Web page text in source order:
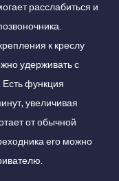
расслабиться и
к креслу
удерживать с
функция
увеличивая
от обычной
его можно